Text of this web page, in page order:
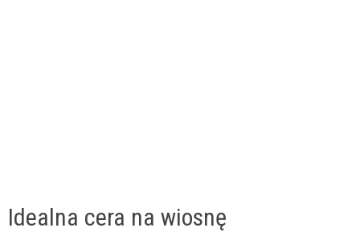
Idealna cera na wiosnę